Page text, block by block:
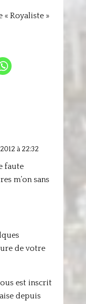
Royaliste »
à 22:32
faute
m’on sans
de votre
est inscrit
depuis